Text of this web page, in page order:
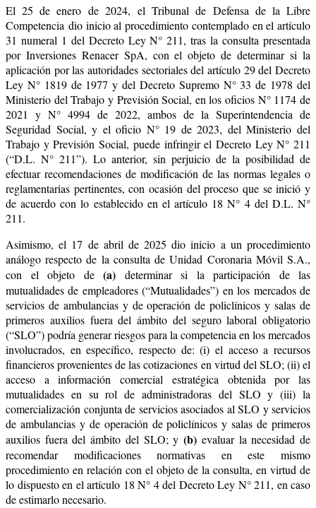
El 25 de enero de 2024, el Tribunal de Defensa de la Libre
Competencia dio inicio al procedimiento contemplado en el artículo
31 numeral 1 del Decreto Ley N° 211, tras la consulta presentada
por Inversiones Renacer SpA, con el objeto de determinar si la
aplicación por las autoridades sectoriales del artículo 29 del Decreto
Ley N° 1819 de 1977 y del Decreto Supremo N° 33 de 1978 del
Ministerio del Trabajo y Previsión Social, en los oficios N° 1174 de
2021 y N° 4994 de 2022, ambos de la Superintendencia de
Seguridad Social, y el oficio N° 19 de 2023, del Ministerio del
Trabajo y Previsión Social, puede infringir el Decreto Ley N° 211
(“D.L. N° 211”). Lo anterior, sin perjuicio de la posibilidad de
efectuar recomendaciones de modificación de las normas legales o
reglamentarias pertinentes, con ocasión del proceso que se inició y
de acuerdo con lo establecido en el artículo 18 N° 4 del D.L. N°
211.
Asimismo, el 17 de abril de 2025 dio inicio a un procedimiento
análogo respecto de la consulta de Unidad Coronaria Móvil S.A.,
con el objeto de (a) determinar si la participación de las
mutualidades de empleadores (“Mutualidades”) en los mercados de
servicios de ambulancias y de operación de policlínicos y salas de
primeros auxilios fuera del ámbito del seguro laboral obligatorio
(“SLO”) podría generar riesgos para la competencia en los mercados
involucrados, en específico, respecto de: (i) el acceso a recursos
financieros provenientes de las cotizaciones en virtud del SLO; (ii) el
acceso a información comercial estratégica obtenida por las
mutualidades en su rol de administradoras del SLO y (iii) la
comercialización conjunta de servicios asociados al SLO y servicios
de ambulancias y de operación de policlínicos y salas de primeros
auxilios fuera del ámbito del SLO; y(b) evaluar la necesidad de
recomendar modificaciones normativas en este mismo
procedimiento en relación con el objeto de la consulta, en virtud de
lo dispuesto en el artículo 18 N° 4 del Decreto Ley N° 211, en caso
de estimarlo necesario.